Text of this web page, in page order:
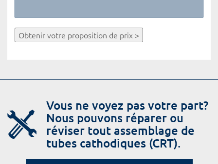
Obtenir votre proposition de prix >
Vous ne voyez pas votre part?
Nous pouvons réparer ou
réviser tout assemblage de
tubes cathodiques (CRT).